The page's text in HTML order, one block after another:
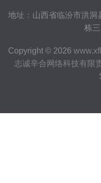
地址：山西省临汾市洪洞
栋
Copyright © 2026
志诚辛合网络科技有限